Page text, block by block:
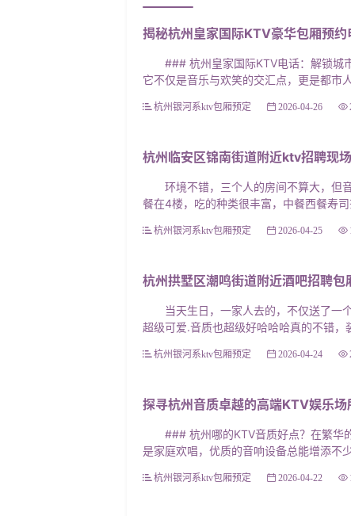
没想到长这么大了纯k还是第一次
库很新，有我最爱的bbno$和
料而且炸物我一吃立马就上火了，
的) 不错，就是
揭秘杭州皇家国际KTV豪华包厢预约
### 杭州皇家国际KTV电话：解锁城
它不仅是音乐与欢笑的交汇点，更是都市
杭州银河系ktv包厢预定 2026-04-26
杭州临安区锦南街道附近ktv招聘现
环境不错，三个人的房间不算大，但音
餐在4楼，吃的种类很丰富，中餐西餐寿
杭州银河系ktv包厢预定 2026-04-25
杭州拱墅区潮鸣街道附近酒吧招聘包
当天生日，一家人去的，不仅送了一个
超级可爱.音质也超级好哈哈哈真的不错
杭州银河系ktv包厢预定 2026-04-24
探寻杭州音质卓越的高端KTV娱乐场
### 杭州哪的KTV音质好点？在繁华的
是家庭欢唱，优质的音响设备总能增添不
杭州银河系ktv包厢预定 2026-04-22